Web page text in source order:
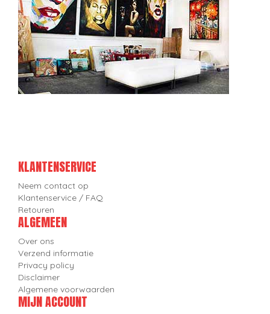
KLANTENSERVICE
Neem contact op
Klantenservice / FAQ
Retouren
ALGEMEEN
Over ons
Verzend informatie
Privacy policy
Disclaimer
Algemene voorwaarden
MIJN ACCOUNT